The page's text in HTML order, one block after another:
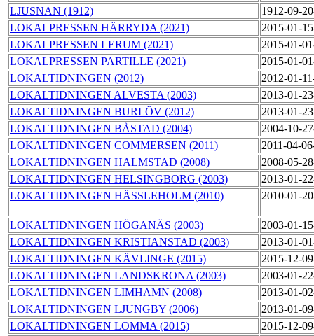
LJUSNAN (1912)
1912-09-
LOKALPRESSEN HÄRRYDA (2021)
2015-01-
LOKALPRESSEN LERUM (2021)
2015-01-
LOKALPRESSEN PARTILLE (2021)
2015-01-
LOKALTIDNINGEN (2012)
2012-01-
LOKALTIDNINGEN ALVESTA (2003)
2013-01-
LOKALTIDNINGEN BURLÖV (2012)
2013-01-
LOKALTIDNINGEN BÅSTAD (2004)
2004-10-
LOKALTIDNINGEN COMMERSEN (2011)
2011-04-
LOKALTIDNINGEN HALMSTAD (2008)
2008-05-
LOKALTIDNINGEN HELSINGBORG (2003)
2013-01-
LOKALTIDNINGEN HÄSSLEHOLM (2010)
2010-01-
LOKALTIDNINGEN HÖGANÄS (2003)
2003-01-
LOKALTIDNINGEN KRISTIANSTAD (2003)
2013-01-
LOKALTIDNINGEN KÄVLINGE (2015)
2015-12-
LOKALTIDNINGEN LANDSKRONA (2003)
2003-01-
LOKALTIDNINGEN LIMHAMN (2008)
2013-01-
LOKALTIDNINGEN LJUNGBY (2006)
2013-01-
LOKALTIDNINGEN LOMMA (2015)
2015-12-